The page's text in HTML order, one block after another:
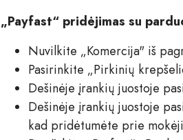
„Payfast“ pridėjimas su
Nuvilkite „Komercija" iš
Pasirinkite „Pirkinių
Dešinėje įrankių juostoje
Dešinėje įrankių juostoje
kad pridėtumėte prie